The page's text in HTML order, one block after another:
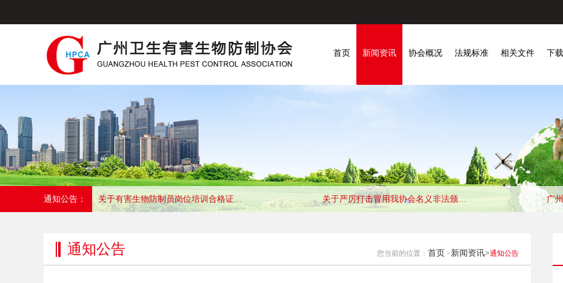
首页 新闻资讯 协会概况 法规标准 相关文件 下
通知公告： 关于有害生物防制员岗位培训合格证培训的通知 关于严厉打击冒用我协会名义非法颁发有害生物防制服务资质证书的严正申明
通知公告 您当前的位置： 首页 >新闻资讯>通知公告